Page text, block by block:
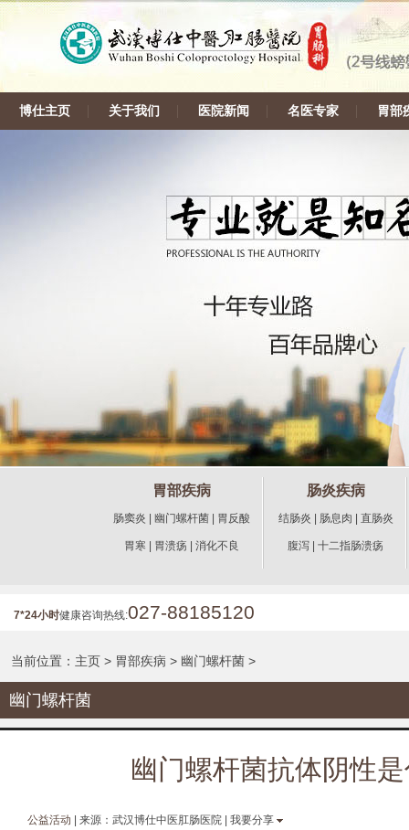
博仕主页 关于我们 医院新闻 名医专家 胃部
胃部疾病
肠窦炎 幽门螺杆菌| 胃反酸
胃寒 胃溃疡 消化不良
肠炎疾病
结肠炎 肠息肉 直肠炎
腹泻 十二指肠溃疡
7*24小时健康咨询热线:027-88185120
当前位置： 主页 > 胃部疾病 > 幽门螺杆菌 >
幽门螺杆菌
幽门螺杆菌抗体阴性
公益活动 | 来源：武汉博仕中医肛肠医院 | 我要分享